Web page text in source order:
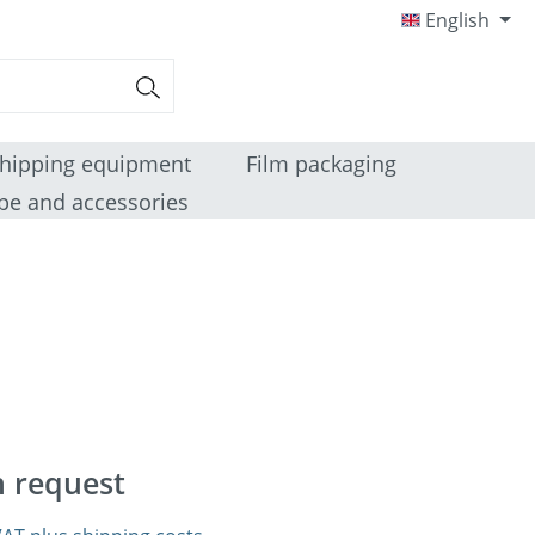
English
equipment
Film packaging
and accessories
request